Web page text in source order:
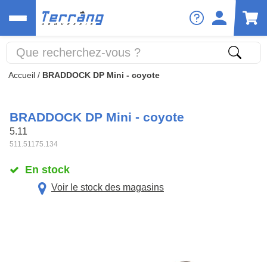
Accueil / BRADDOCK DP Mini - coyote
BRADDOCK DP Mini - coyote
5.11
511.51175.134
En stock
Voir le stock des magasins